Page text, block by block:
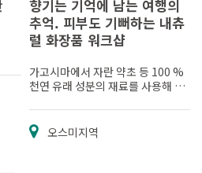
향기는 기억에 남는 여행의
추억. 피부도 기뻐하는 내츄
럴 화장품 워크샵
가고시마에서 자란 약초 등 100 %
천연 유래 성분의 재료를 사용해 만
만들기
오스미지역